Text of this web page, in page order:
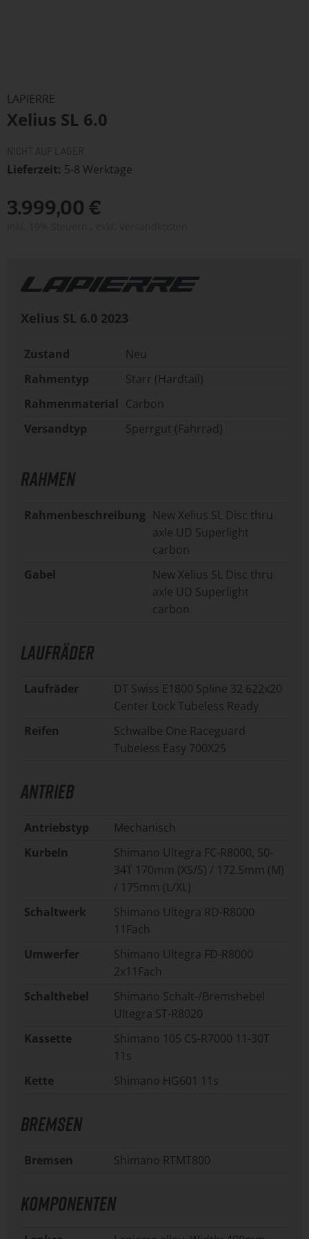
der
Bildergalerie
LAPIERRE
Xelius SL 6.0
Lieferzeit 5-8 Werktage
3.999,00 €
Xelius SL 6.0 2023
Zustand
Neu
Rahmentyp
Starr (Hardtail)
Rahmenmaterial Carbon
Versandtyp
Sperrgut (Fahrrad)
RAHMEN
Rahmenbeschreibung New Xelius SL Disc thru
axle UD Superlight
carbon
Gabel
New Xelius SL Disc thru
axle UD Superlight
carbon
LAUFRÄDER
Laufräder
DT Swiss E1800 Spline 32 622x20
Center Lock Tubeless Ready
Reifen
Schwalbe One Raceguard
Tubeless Easy 700X25
ANTRIEB
Antriebstyp
Mechanisch
Kurbeln
Shimano Ultegra FC-R8000, 50-
34T 170mm (XS/S) / 172.5mm (M)
/ 175mm (L/XL)
Schaltwerk
Shimano Ultegra RD-R8000
11Fach
Umwerfer
Shimano Ultegra FD-R8000
2x11Fach
Schalthebel
Shimano Schalt-/Bremshebel
Ultegra ST-R8020
Kassette
Shimano 105 CS-R7000 11-30T
11s
Kette
Shimano HG601 11s
BREMSEN
Bremsen Shimano RTMT800
KOMPONENTEN